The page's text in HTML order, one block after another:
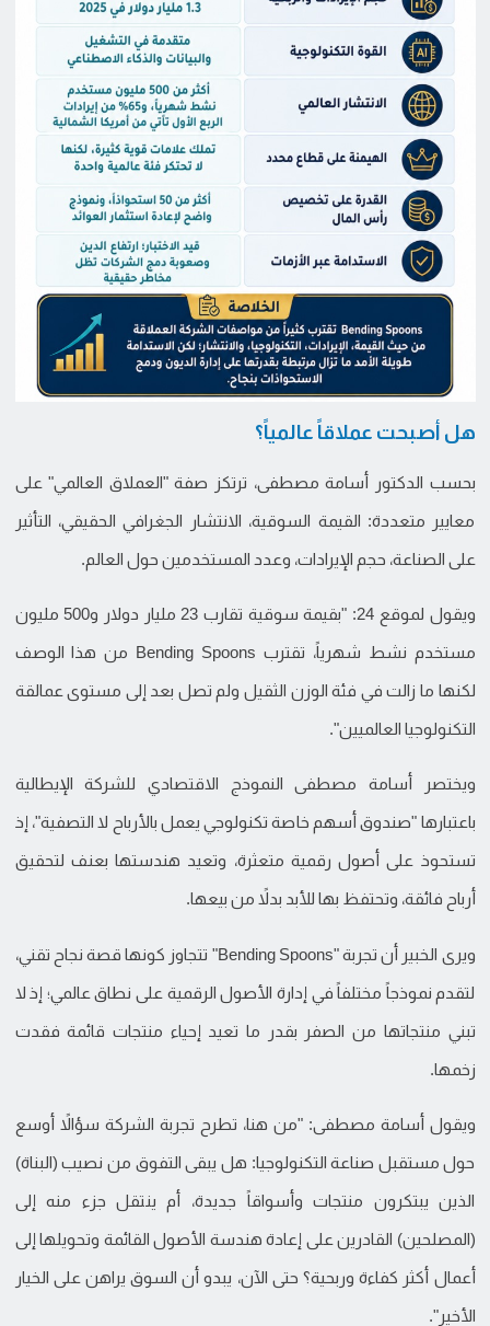
هل أصبحت عملاقاً عالمياً؟
بحسب الدكتور أسامة مصطفى، ترتكز صفة "العملاق العالمي" على
معايير متعددة: القيمة السوقية، الانتشار الجغرافي الحقيقي، التأثير
على الصناعة، حجم الإيرادات، وعدد المستخدمين حول العالم.
ويقول لموقع 24: "بقيمة سوقية تقارب 23 مليار دولار و500 مليون
مستخدم نشط شهرياً، تقترب Bending Spoons من هذا الوصف
لكنها ما زالت في فئة الوزن الثقيل ولم تصل بعد إلى مستوى عمالقة
التكنولوجيا العالميين".
ويختصر أسامة مصطفى النموذج الاقتصادي للشركة الإيطالية
باعتبارها "صندوق أسهم خاصة تكنولوجي يعمل بالأرباح لا التصفية"، إذ
تستحوذ على أصول رقمية متعثرة، وتعيد هندستها بعنف لتحقيق
أرباح فائقة، وتحتفظ بها للأبد بدلاً من بيعها.
ويرى الخبير أن تجربة "Bending Spoons" تتجاوز كونها قصة نجاح تقني،
لتقدم نموذجاً مختلفاً في إدارة الأصول الرقمية على نطاق عالمي؛ إذ لا
تبني منتجاتها من الصفر بقدر ما تعيد إحياء منتجات قائمة فقدت
زخمها.
ويقول أسامة مصطفى: "من هنا، تطرح تجربة الشركة سؤالاً أوسع
حول مستقبل صناعة التكنولوجيا: هل يبقى التفوق من نصيب (البناة)
الذين يبتكرون منتجات وأسواقاً جديدة، أم ينتقل جزء منه إلى
(المصلحين) القادرين على إعادة هندسة الأصول القائمة وتحويلها إلى
أعمال أكثر كفاءة وربحية؟ حتى الآن، يبدو أن السوق يراهن على الخيار
الأخير".